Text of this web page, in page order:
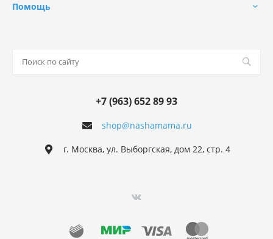
Помощь
shop@nashamama.ru
+7 (963) 652 89 93
г. Москва, ул. Выборгская, дом 22, стр. 4